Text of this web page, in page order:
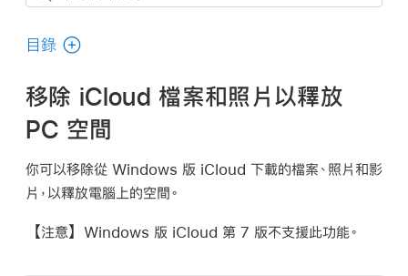
冊
搜
尋
目錄
移除 iCloud 檔案和照片以釋放
PC 空間
你可以移除從 Windows 版 iCloud 下載的檔案、照片和影
片，以釋放電腦上的空間。
【注意】 Windows 版 iCloud 第 7 版不支援此功能。